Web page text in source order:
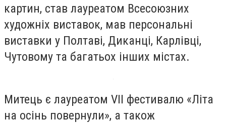
картин, став лауреатом Всесоюзних
художніх виставок, мав персональні
виставки у Полтаві, Диканці, Карлівці,
Чутовому та багатьох інших містах.
Митець є лауреатом VII фестивалю «Літа
на осінь повернули», а також